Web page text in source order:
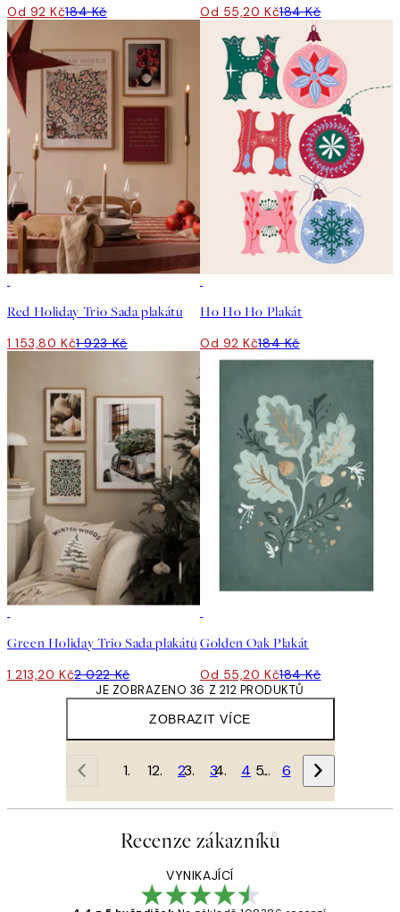
Od 92 Kč184 Kč Od 55,20 Kč184 Kč
Red Holiday Trio Sada plakátů
1 153,80 Kč1 923 Kč
Ho Ho Ho Plakát
Od 92 Kč184 Kč
Green Holiday Trio Sada plakátů
1 213,20 Kč2 022 Kč
Golden Oak Plakát
Od 55,20 Kč184 Kč
ZOBRAZIT VÍCE
JE ZOBRAZENO 36 Z 212 PRODUKTŮ
1 2 3 4 … 6
Recenze zákazníků
VYNIKAJÍCÍ